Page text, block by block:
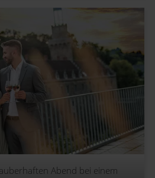
Abend bei einem